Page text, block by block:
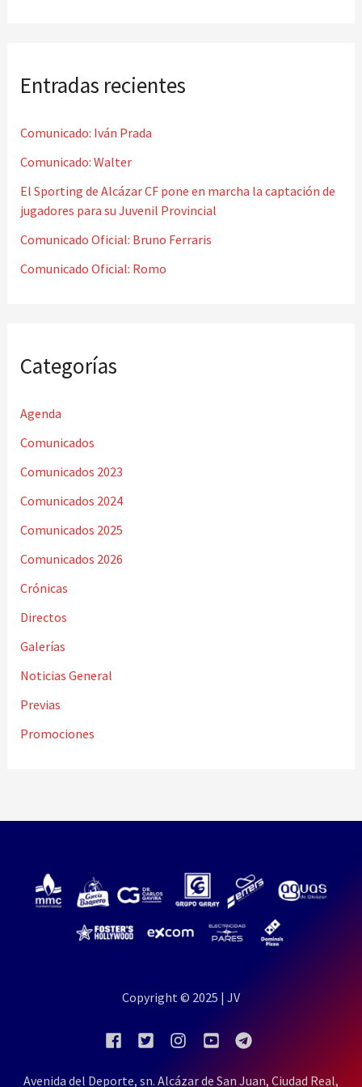
a
p
o
r
:
Entradas recientes
Comunicado: Iván Prada
Comunicado: Walter
El Sporting de Alcázar CF pone en marcha la captación de
jugadores para su Juvenil Provincial
Comunicado Oficial: Bruno Ferraris
Comunicado Oficial: Romo
Categorías
Agenda
Comunicados
Comunicados 2023
Comunicados 2024
Comunicados 2025
Comunicados 2026
Crónicas
Directos
Galerías
Noticias General
Previas
Promociones
Copyright © 2025 | JV
Avenida del Deporte, sn. Alcázar de San Juan, Ciudad Real,